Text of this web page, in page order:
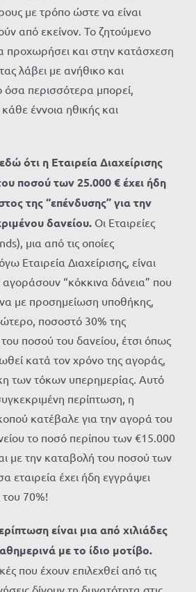
με τρόπο ώστε να είναι
από εκείνον. Το ζητούμενο
προχωρήσει και στην κατάσχεση
λάβει με ανήθικο και
περισσότερα μπορεί,
έννοια ηθικής και
ότι η Εταιρεία Διαχείρισης
ποσού των 25.000 € έχει ήδη
της “επένδυσης” για την
δανείου. Οι Εταιρείες
μια από τις οποίες
Εταιρεία Διαχείρισης, είναι
“κόκκινα δάνεια” που
με προσημείωση υποθήκης,
ποσοστό 30% της
ποσού του δανείου, έτσι όπως
κατά τον χρόνο της αγοράς,
των τόκων υπερημερίας. Αυτό
περίπτωση, η
κατέβαλε για την αγορά του
το ποσό περίπου των €15.000
με την καταβολή του ποσού των
εταιρεία έχει ήδη εγγράψει
70%!
είναι μια από χιλιάδες
με το ίδιο μοτίβο.
που έχουν επιλεχθεί από τις